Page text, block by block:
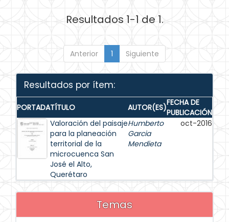
Resultados 1-1 de 1.
Anterior 1 Siguiente
Resultados por ítem:
PORTADATÍTULO AUTOR(ES)FECHA DE
PUBLICACIÓN
Valoración del paisaje
para la planeación
territorial de la
microcuenca San
José el Alto,
Querétaro
Humberto
Garcia
Mendieta
oct-2016
Temas